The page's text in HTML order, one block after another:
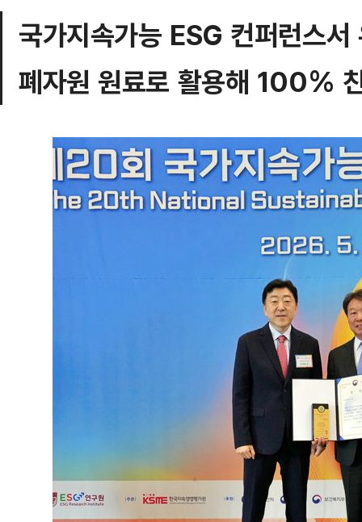
국가지속가능 ESG 컨퍼런스서
폐자원 원료로 활용해 100%